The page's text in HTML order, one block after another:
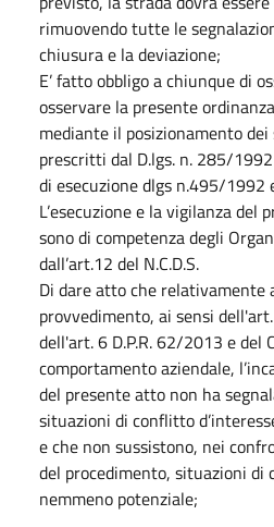
rimuovendo tutte le
chiusura e la deviazione;
E’ fatto obbligo a chiunque di
osservare la presente
mediante il posizionamento
prescritti dal D.lgs. n. 285/
di esecuzione dlgs n.495/1992
L’esecuzione e la vigilanza del
sono di competenza degli
dall’art.12 del N.C.D.S.
Di dare atto che relativamente
provvedimento, ai sensi
dell'art. 6 D.P.R. 62/2013 e del
comportamento aziendale,
del presente atto non ha
situazioni di conflitto
e che non sussistono, nei
del procedimento, situazioni
nemmeno potenziale;